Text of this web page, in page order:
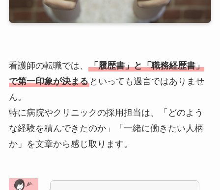
看護師の転職では、 「履歴書」と「職務経歴書」
で第一印象が決まるといっても過言ではありませ
ん。
特に病院やクリニックの採用担当は、「どのよう
な経験を積んできたのか」「一緒に働きたい人柄
か」を文章から感じ取ります。